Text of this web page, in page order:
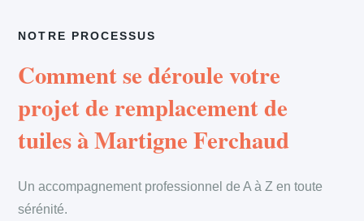
NOTRE PROCESSUS
Comment se déroule votre
projet de remplacement de
tuiles à Martigne Ferchaud
Un accompagnement professionnel de A à Z en toute
sérénité.